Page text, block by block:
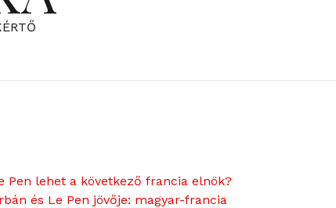
Pen lehet a következő francia elnök?
és Le Pen jövője: magyar-francia